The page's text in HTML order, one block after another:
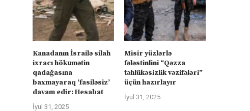
Kanadanın İsrailə silah
ixracı hökumətin
qadağasına
baxmayaraq ‘fasiləsiz’
davam edir: Hesabat
İyul 31, 2025
Misir yüzlərlə
fələstinlini “Qəzza
təhlükəsizlik vəzifələri”
üçün hazırlayır
İyul 31, 2025